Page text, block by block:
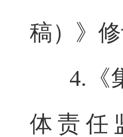
稿）》
4.《
体责任